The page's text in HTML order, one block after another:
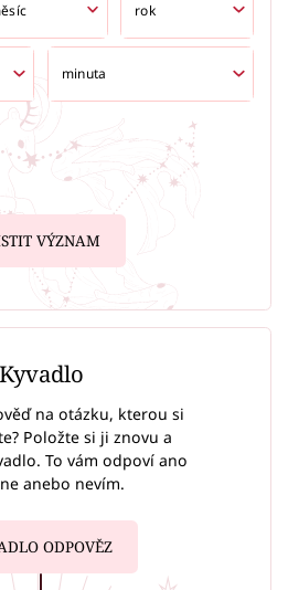
VÝZNAM
Kyvadlo
na otázku, kterou si
Položte si ji znovu a
To vám odpoví ano
anebo nevím.
ODPOVĚZ